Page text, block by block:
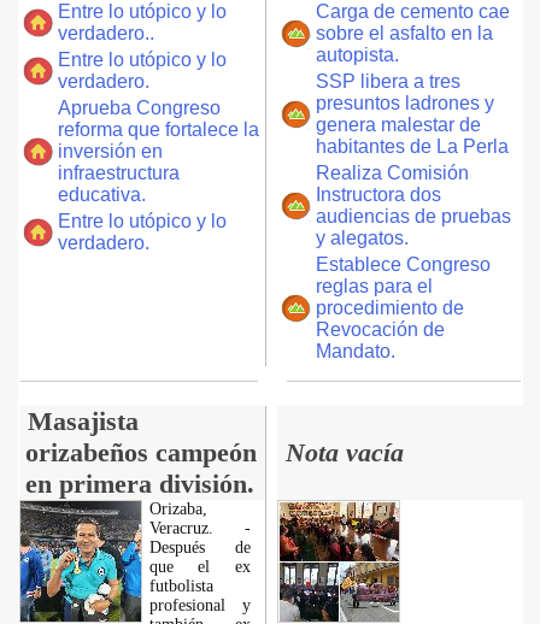
Entre lo utópico y lo
verdadero..
Entre lo utópico y lo
verdadero.
Aprueba Congreso
reforma que fortalece la
inversión en
infraestructura
educativa.
Entre lo utópico y lo
verdadero.
Carga de cemento cae
sobre el asfalto en la
autopista.
SSP libera a tres
presuntos ladrones y
genera malestar de
habitantes de La Perla
Realiza Comisión
Instructora dos
audiencias de pruebas
y alegatos.
Establece Congreso
reglas para el
procedimiento de
Revocación de
Mandato.
Masajista
orizabeños campeón
en primera división.
Nota vacía
Orizaba,
Veracruz. -
Después de
que el ex
futbolista
profesional y